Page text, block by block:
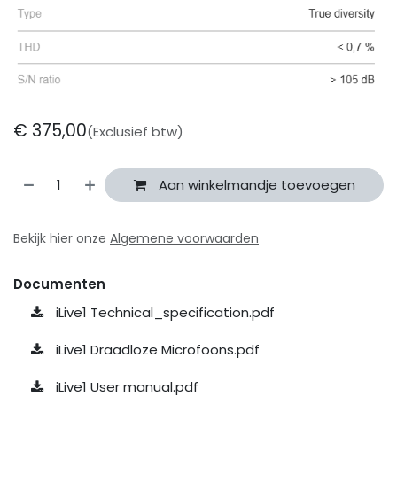
€ 375,00(Exclusief btw)
Aan winkelmandje toevoegen
Bekijk hier onze Algemene voorwaarden
Documenten
iLive1 Technical_specification.pdf
iLive1 Draadloze Microfoons.pdf
iLive1 User manual.pdf